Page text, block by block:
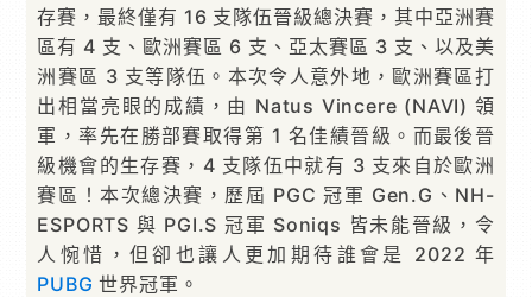
存賽，最終僅有 16 支隊伍晉級總決賽，其中亞洲賽
區有 4 支、歐洲賽區 6 支、亞太賽區 3 支、以及美
洲賽區 3 支等隊伍。本次令人意外地，歐洲賽區打
出相當亮眼的成績，由 Natus Vincere (NAVI) 領
軍，率先在勝部賽取得第 1 名佳績晉級。而最後晉
級機會的生存賽，4 支隊伍中就有 3 支來自於歐洲
賽區！本次總決賽，歷屆 PGC 冠軍 Gen.G、NH-
ESPORTS 與 PGI.S 冠軍 Soniqs 皆未能晉級，令
人惋惜，但卻也讓人更加期待誰會是 2022 年
PUBG 世界冠軍。